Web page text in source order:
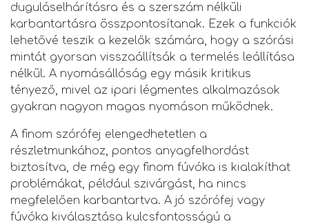
duguláselhárításra és a szerszám nélküli
karbantartásra összpontosítanak. Ezek a funkciók
lehetővé teszik a kezelők számára, hogy a szórási
mintát gyorsan visszaállítsák a termelés leállítása
nélkül. A nyomásállóság egy másik kritikus
tényező, mivel az ipari légmentes alkalmazások
gyakran nagyon magas nyomáson működnek.
A finom szórófej elengedhetetlen a
részletmunkához, pontos anyagfelhordást
biztosítva, de még egy finom fúvóka is kialakíthat
problémákat, például szivárgást, ha nincs
megfelelően karbantartva. A jó szórófej vagy
fúvóka kiválasztása kulcsfontosságú a